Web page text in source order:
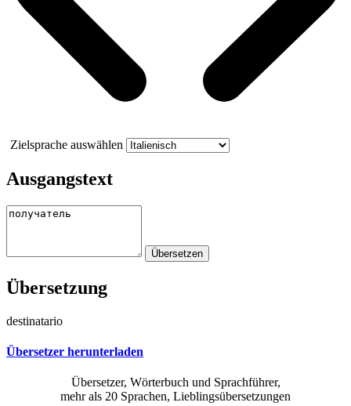
Zielsprache auswählen
Ausgangstext
Übersetzung
destinatario
Übersetzer herunterladen
Übersetzer, Wörterbuch und Sprachführer,
mehr als 20 Sprachen, Lieblingsübersetzungen